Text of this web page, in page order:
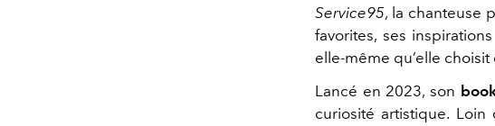
Service95, la chanteuse
favorites, ses
elle-même qu’elle
Lancé en 2023, son
curiosité artistique.